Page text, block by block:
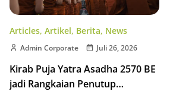
Articles, Artikel, Berita, News
Admin Corporate Juli 26, 2026
Kirab Puja Yatra Asadha 2570 BE
jadi Rangkaian Penutup